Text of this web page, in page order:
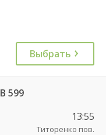
Выбрать
599
13:55
Титоренко пов.